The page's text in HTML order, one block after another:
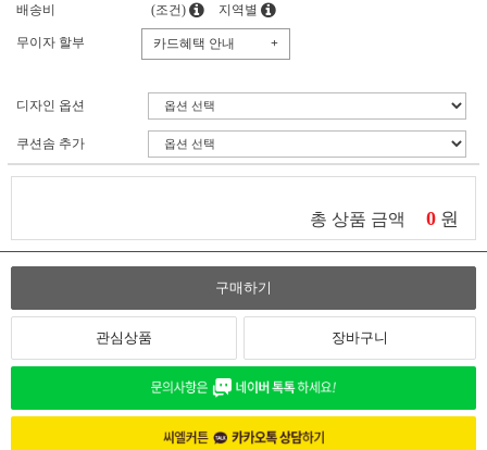
배송비
(조건) 지역별
무이자 할부 카드혜택 안내 +
디자인 옵션
쿠션솜 추가
총 상품 금액 0 원
구매하기
관심상품 장바구니